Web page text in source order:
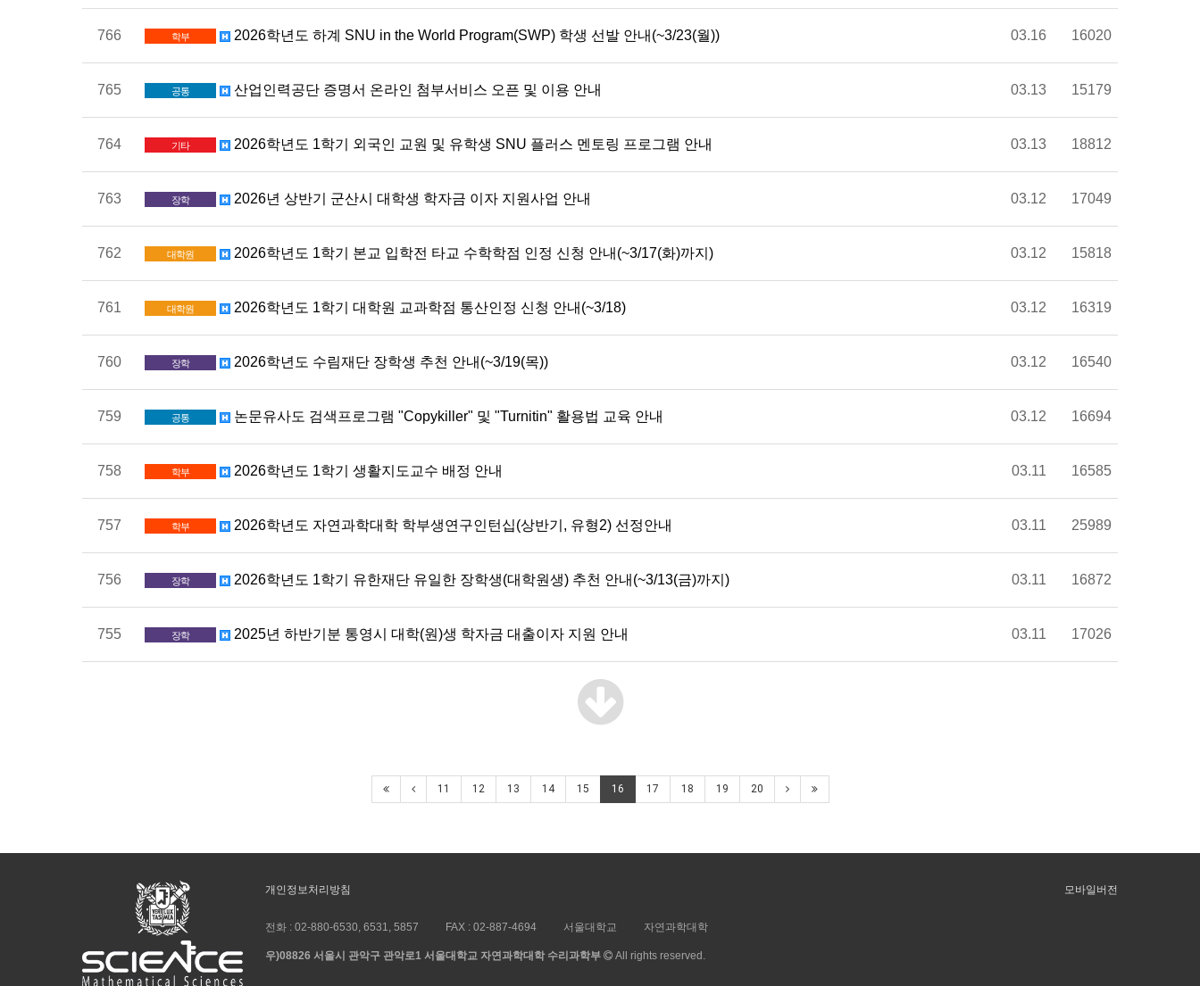
766 학부 2026학년도 하계 SNU in the World Program(SWP) 학생 선발 안내(~3/23(월)) 03.16 16020
765 공통 산업인력공단 증명서 온라인 첨부서비스 오픈 및 이용 안내 03.13 15179
764 기타 2026학년도 1학기 외국인 교원 및 유학생 SNU 플러스 멘토링 프로그램 안내 03.13 18812
763 장학 2026년 상반기 군산시 대학생 학자금 이자 지원사업 안내 03.12 17049
762 대학원 2026학년도 1학기 본교 입학전 타교 수학학점 인정 신청 안내(~3/17(화)까지) 03.12 15818
761 대학원 2026학년도 1학기 대학원 교과학점 통산인정 신청 안내(~3/18) 03.12 16319
760 장학 2026학년도 수림재단 장학생 추천 안내(~3/19(목)) 03.12 16540
759 공통 논문유사도 검색프로그램 "Copykiller" 및 "Turnitin" 활용법 교육 안내 03.12 16694
758 학부 2026학년도 1학기 생활지도교수 배정 안내 03.11 16585
757 학부 2026학년도 자연과학대학 학부생연구인턴십(상반기, 유형2) 선정안내 03.11 25989
756 장학 2026학년도 1학기 유한재단 유일한 장학생(대학원생) 추천 안내(~3/13(금)까지) 03.11 16872
755 장학 2025년 하반기분 통영시 대학(원)생 학자금 대출이자 지원 안내 03.11 17026
11 12 13 14 15 16 17 18 19 20
개인정보처리방침 모바일버전
전화 :02-880-6530, 6531, 5857 FAX :02-887-4694 서울대학교 자연과학대학
우)08826 서울시 관악구 관악로1 서울대학교 자연과학대학 수리과학부 All rights reserved.